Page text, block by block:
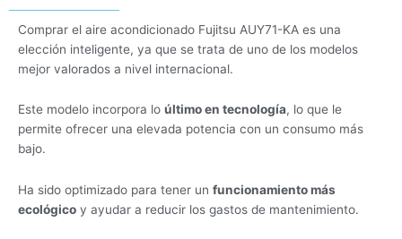
Comprar el aire acondicionado Fujitsu AUY71-KA es una
elección inteligente, ya que se trata de uno de los modelos
mejor valorados a nivel internacional.
Este modelo incorpora lo último en tecnología, lo que le
permite ofrecer una elevada potencia con un consumo más
bajo.
Ha sido optimizado para tener un funcionamiento más
ecológico y ayudar a reducir los gastos de mantenimiento.